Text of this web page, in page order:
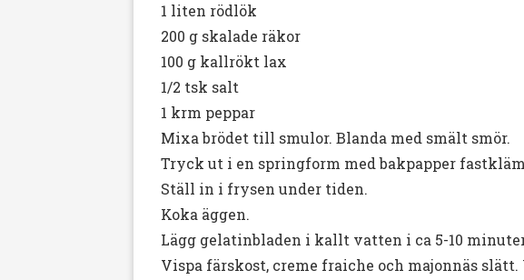
1 liten rödlök
200 g skalade räkor
100 g kallrökt lax
1/2 tsk salt
1 krm peppar
Mixa brödet till smulor. Blanda med smält smör.
Tryck ut i en springform med bakpapper
Ställ in i frysen under tiden.
Koka äggen.
Lägg gelatinbladen i kallt vatten i ca 5-10
Vispa färskost, creme fraiche och majonnäs